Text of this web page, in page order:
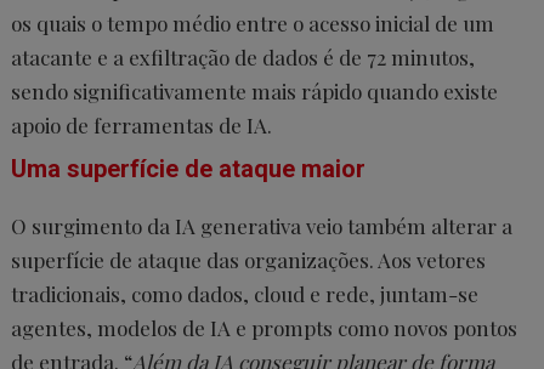
os quais o tempo médio entre o acesso inicial de um
atacante e a exfiltração de dados é de 72 minutos,
sendo significativamente mais rápido quando existe
apoio de ferramentas de IA.
Uma superfície de ataque maior
O surgimento da IA generativa veio também alterar a
superfície de ataque das organizações. Aos vetores
tradicionais, como dados, cloud e rede, juntam-se
agentes, modelos de IA e prompts como novos pontos
de entrada. “Além da IA conseguir planear de forma